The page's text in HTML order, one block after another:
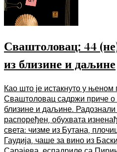
Сваштоловац: 44
из близине и даљине
Као што је истакнуто у
Сваштоловац садржи приче о
близине и даљине. Радознали
распоређен, обухвата
света: чизме из Бутана,
Гаудија, чаше за вино из